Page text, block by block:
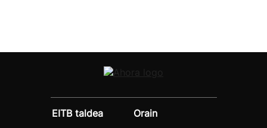
EITB taldea
Orain